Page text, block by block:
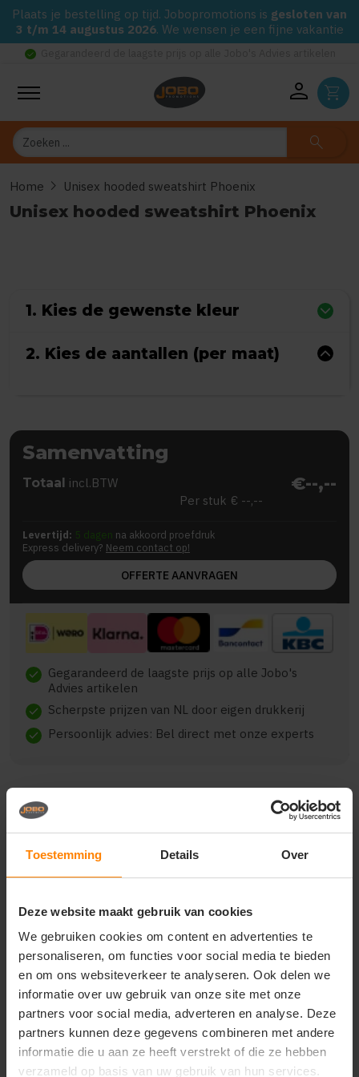
Toestemming Details Over
Deze website maakt gebruik van cookies
We gebruiken cookies om content en advertenties te
personaliseren, om functies voor social media te bieden
en om ons websiteverkeer te analyseren. Ook delen we
informatie over uw gebruik van onze site met onze
partners voor social media, adverteren en analyse. Deze
partners kunnen deze gegevens combineren met andere
informatie die u aan ze heeft verstrekt of die ze hebben
verzameld op basis van uw gebruik van hun services.
Plaats je bestelling op tijd. Jobopromotions is gesloten van
3 t/m 14 augustus 2026. We wensen je een fijne vakantie
check_circle
person shopping_cart
Zoeken search
Home chevron_right Unisex hooded sweatshirt Phoenix
Unisex hooded sweatshirt Phoenix
1. Kies de gewenste kleur
2. Kies de aantallen (per maat)
Samenvatting
Totaal incl.BTW €--,--
Per stuk € --,--
Levertijd: 5 dagen na akkoord proefdruk
Express delivery? Neem contact op!
OFFERTE AANVRAGEN
check Gegarandeerd de laagste prijs op alle Jobo's
Advies artikelen
check Scherpste prijzen van NL door eigen drukkerij
check Persoonlijk advies: Bel direct met onze experts
Beschrijving Reviews (0)
[{"pp":"Borst links","pt":"Bedrukking","ct":"Vier of
{"pp":"Achterzijde","pt":"Bedrukking","ct":"Vier of
meer kleuren"}]}
Vragen? Neem contact
op met onze
klantenservice